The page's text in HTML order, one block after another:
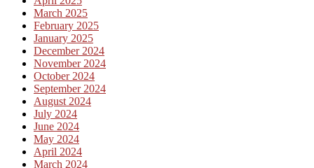
March 2025
February 2025
January 2025
December 2024
November 2024
October 2024
September 2024
August 2024
July 2024
June 2024
May 2024
April 2024
March 2024